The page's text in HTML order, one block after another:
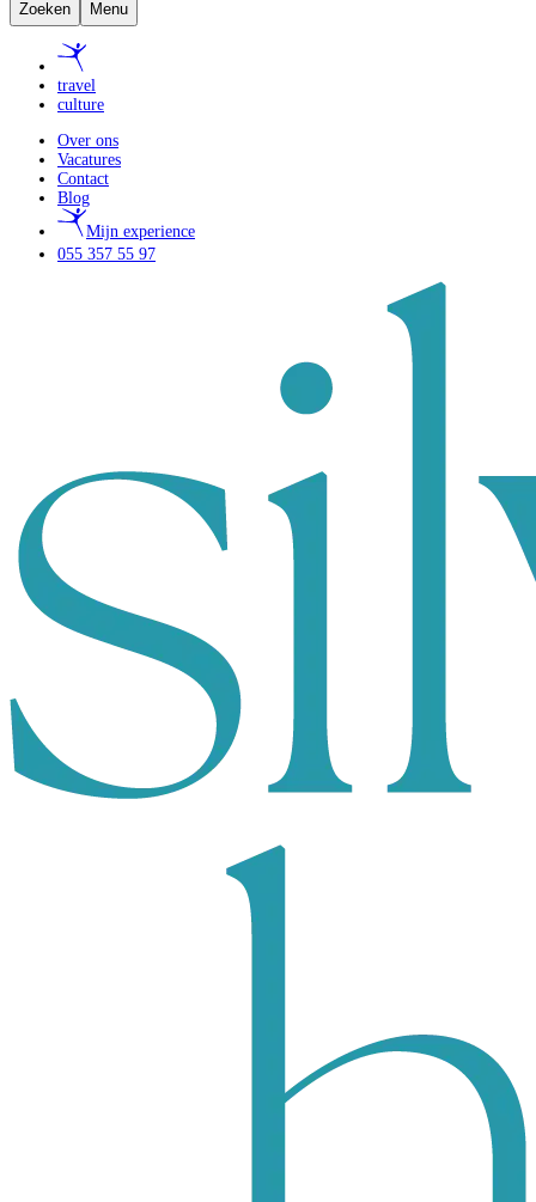
Zoeken Menu
travel
culture
Over ons
Vacatures
Contact
Blog
Mijn experience
055 357 55 97